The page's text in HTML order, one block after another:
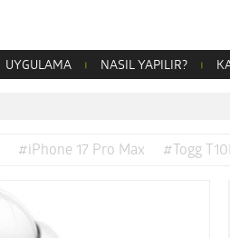
UYGULAMA NASIL YAPILIR?
#iPhone 17 Pro Max #Togg